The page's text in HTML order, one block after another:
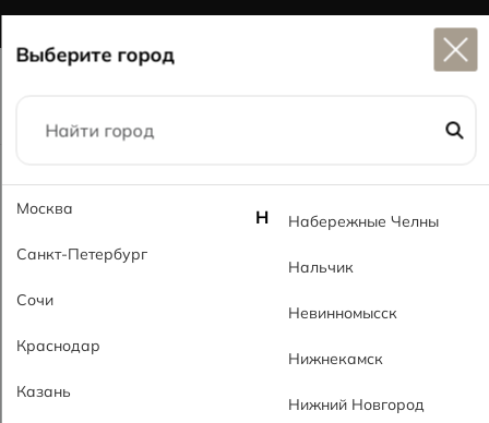
Главная Каталог 60x120 Селика PL Selika PL
Выберите город
Москва
Санкт-Петербург
Сочи
Краснодар
Казань
Н Набережные Челны
Нальчик
Невинномысск
Нижнекамск
Нижний Новгород